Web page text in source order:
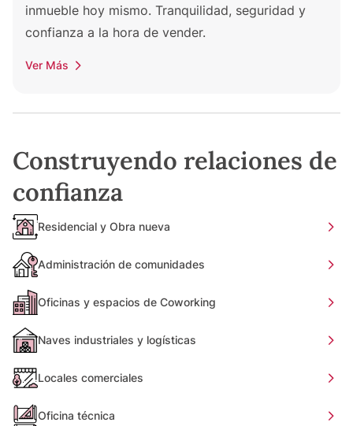
inmueble hoy mismo. Tranquilidad, seguridad y
confianza a la hora de vender.
Ver Más
Construyendo relaciones de
confianza
Residencial y Obra nueva
Administración de comunidades
Oficinas y espacios de Coworking
Naves industriales y logísticas
Locales comerciales
Oficina técnica